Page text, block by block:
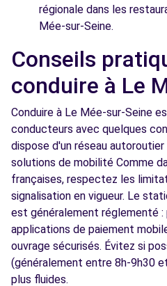
régionale dans les
Mée-sur-Seine.
Conseils
conduire à Le
Conduire à Le Mée-sur-Seine
conducteurs avec quelques
dispose d'un réseau
solutions de mobilité Comme
françaises, respectez les
signalisation en vigueur. Le
est généralement réglementé :
applications de paiement
ouvrage sécurisés. Évitez si
(généralement entre 8h-9h30
plus fluides.